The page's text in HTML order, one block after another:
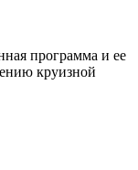
программа и ее
круизной